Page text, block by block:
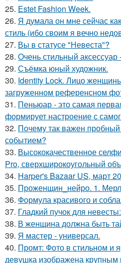
25. Estet Fashion Week.
26. Я думала он мне сейчас
стиль (ибо своим я вечно
27. Вы в статусе "Невеста"?
28. Очень стильный аксессуар
29. Съёмка юный художник.
30. Identity Lock. Лицо
загруженном референсном
31. Пеньюар - это самая
формирует настроение с
32. Почему так важен
событием?
33. Высококачественное
Pro, сверхширокоугольный
34. Harper's Bazaar US, март
35. Проженщин_нейро. 1.
36. Формула красивого и
37. Гладкий пучок для
38. В женщина должна быть
39. Я мастер - универсал.
40. Промт: Фото в стильном и
девушка изображена крупным